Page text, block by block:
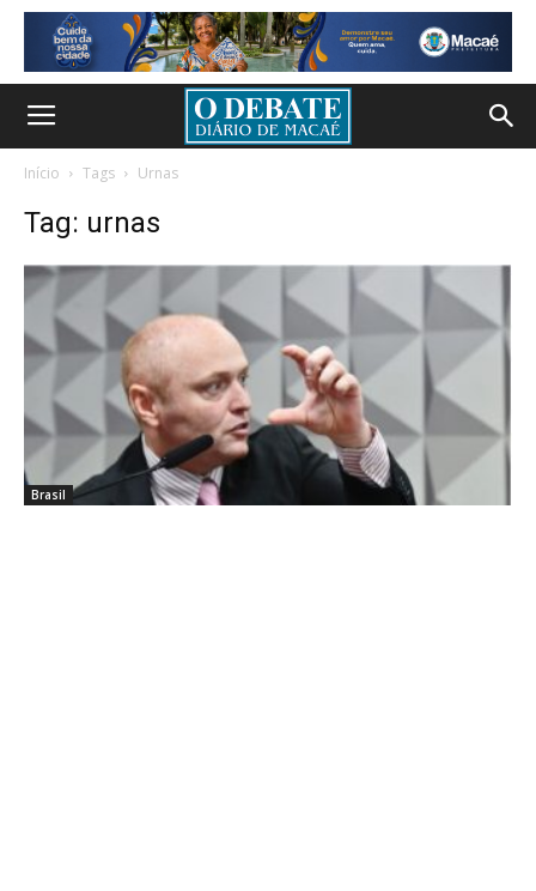
Início Tags Urnas
Tag: urnas
Brasil